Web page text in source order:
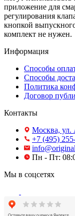
приложение для
регулирования
кнопкой
комплект не нужен.
Информация
Способы
Способы
Политика
Договор
Контакты
Москва, ул.
+7 (495)
Пн - Пт:
Мы в соцсетях